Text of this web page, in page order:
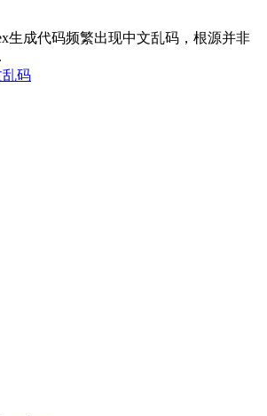
生成代码频繁出现中文乱码，根源并非
码